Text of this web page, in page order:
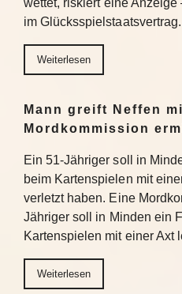
wettet, riskiert eine
im
Weiterlesen
Mann greift Neffen
Mordkommission
Ein 51-Jähriger soll in
beim Kartenspielen mit
verletzt haben. Eine
Jähriger soll in Minden ein
Kartenspielen mit einer
Weiterlesen